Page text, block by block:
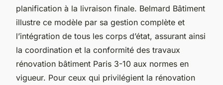
planification à la livraison finale. Belmard Bâtiment
illustre ce modèle par sa gestion complète et
l’intégration de tous les corps d’état, assurant ainsi
la coordination et la conformité des travaux
rénovation bâtiment Paris 3-10 aux normes en
vigueur. Pour ceux qui privilégient la rénovation